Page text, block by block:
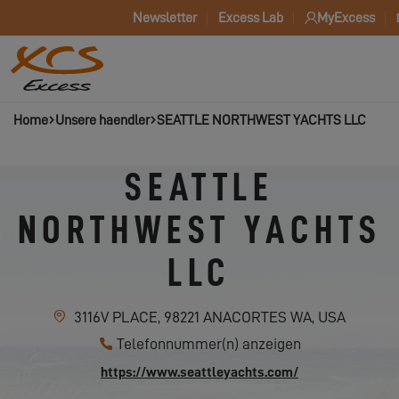
Newsletter Excess Lab MyExcess
Home Unsere haendler SEATTLE NORTHWEST YACHTS LLC
SEATTLE
NORTHWEST YACHTS
LLC
3116V PLACE, 98221 ANACORTES WA, USA
Telefonnummer(n) anzeigen
https://www.seattleyachts.com/